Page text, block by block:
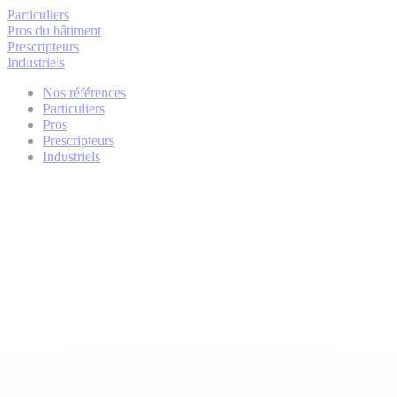
Particuliers
Pros du bâtiment
Prescripteurs
Industriels
Nos références
Particuliers
Pros
Prescripteurs
Industriels